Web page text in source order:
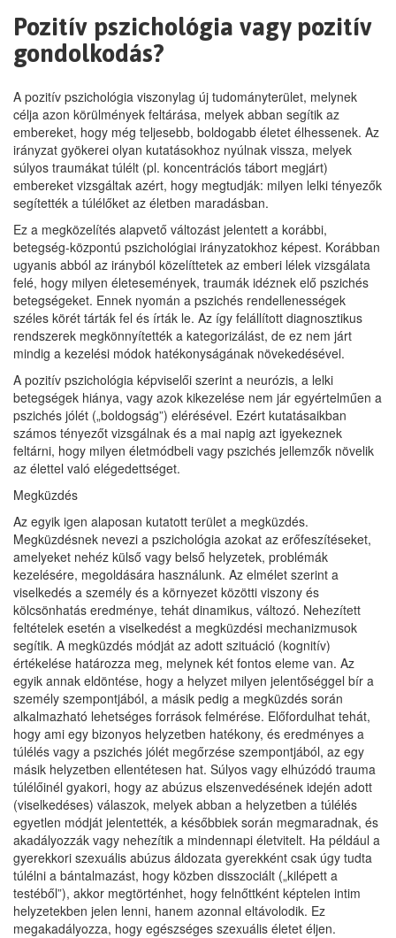
Pozitív pszichológia vagy pozitív
gondolkodás?
A pozitív pszichológia viszonylag új tudományterület, melynek
célja azon körülmények feltárása, melyek abban segítik az
embereket, hogy még teljesebb, boldogabb életet élhessenek. Az
irányzat gyökerei olyan kutatásokhoz nyúlnak vissza, melyek
súlyos traumákat túlélt (pl. koncentrációs tábort megjárt)
embereket vizsgáltak azért, hogy megtudják: milyen lelki tényezők
segítették a túlélőket az életben maradásban.
Ez a megközelítés alapvető változást jelentett a korábbi,
betegség-központú pszichológiai irányzatokhoz képest. Korábban
ugyanis abból az irányból közelíttetek az emberi lélek vizsgálata
felé, hogy milyen életesemények, traumák idéznek elő pszichés
betegségeket. Ennek nyomán a pszichés rendellenességek
széles körét tárták fel és írták le. Az így felállított diagnosztikus
rendszerek megkönnyítették a kategorizálást, de ez nem járt
mindig a kezelési módok hatékonyságának növekedésével.
A pozitív pszichológia képviselői szerint a neurózis, a lelki
betegségek hiánya, vagy azok kikezelése nem jár egyértelműen a
pszichés jólét („boldogság”) elérésével. Ezért kutatásaikban
számos tényezőt vizsgálnak és a mai napig azt igyekeznek
feltárni, hogy milyen életmódbeli vagy pszichés jellemzők növelik
az élettel való elégedettséget.
Megküzdés
Az egyik igen alaposan kutatott terület a megküzdés.
Megküzdésnek nevezi a pszichológia azokat az erőfeszítéseket,
amelyeket nehéz külső vagy belső helyzetek, problémák
kezelésére, megoldására használunk. Az elmélet szerint a
viselkedés a személy és a környezet közötti viszony és
kölcsönhatás eredménye, tehát dinamikus, változó. Nehezített
feltételek esetén a viselkedést a megküzdési mechanizmusok
segítik. A megküzdés módját az adott szituáció (kognitív)
értékelése határozza meg, melynek két fontos eleme van. Az
egyik annak eldöntése, hogy a helyzet milyen jelentőséggel bír a
személy szempontjából, a másik pedig a megküzdés során
alkalmazható lehetséges források felmérése. Előfordulhat tehát,
hogy ami egy bizonyos helyzetben hatékony, és eredményes a
túlélés vagy a pszichés jólét megőrzése szempontjából, az egy
másik helyzetben ellentétesen hat. Súlyos vagy elhúzódó trauma
túlélőinél gyakori, hogy az abúzus elszenvedésének idején adott
(viselkedéses) válaszok, melyek abban a helyzetben a túlélés
egyetlen módját jelentették, a későbbiek során megmaradnak, és
akadályozzák vagy nehezítik a mindennapi életvitelt. Ha például a
gyerekkori szexuális abúzus áldozata gyerekként csak úgy tudta
túlélni a bántalmazást, hogy közben disszociált („kilépett a
testéből”), akkor megtörténhet, hogy felnőttként képtelen intim
helyzetekben jelen lenni, hanem azonnal eltávolodik. Ez
megakadályozza, hogy egészséges szexuális életet éljen.